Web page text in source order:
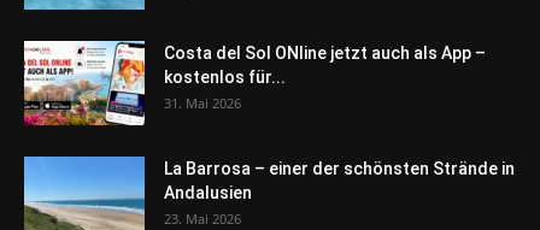
Costa del Sol ONline jetzt auch als App –
kostenlos für...
31. Mai 2026
La Barrosa – einer der schönsten Strände in
Andalusien
23. Mai 2026